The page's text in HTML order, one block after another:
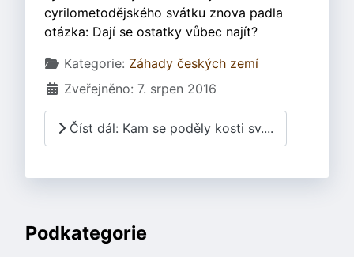
cyrilometodějského svátku znova padla
otázka: Dají se ostatky vůbec najít?
Základní údaje
Kategorie: Záhady českých zemí
Zveřejněno: 7. srpen 2016
Číst dál: Kam se poděly kosti sv....
Podkategorie